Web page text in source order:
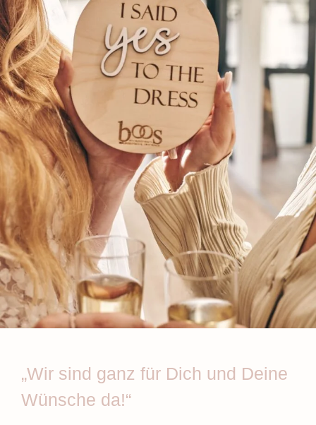
„Wir sind ganz für Dich und Deine
Wünsche da!“